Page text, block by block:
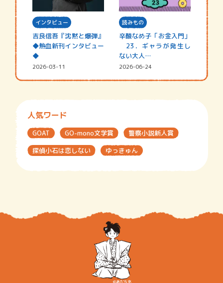
インタビュー
吉良信吾『沈黙と爆弾』
◆熱血新刊インタビュー
◆
2026-03-11
読みもの
辛酸なめ子「お金入門」
23．ギャラが発生し
ない大人…
2026-06-24
人気ワード
GOAT GO-mono文学賞
警察小説新人賞
探偵小石は恋しない
ゆっきゅん